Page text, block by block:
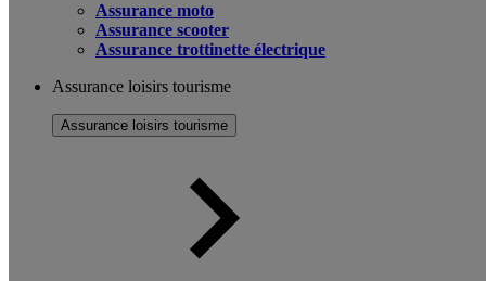
Assurance moto
Assurance scooter
Assurance trottinette électrique
Assurance loisirs tourisme
Assurance loisirs tourisme